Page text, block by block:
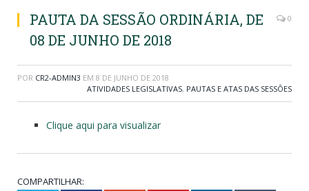
PAUTA DA SESSÃO ORDINÁRIA, DE
08 DE JUNHO DE 2018
0
POR CR2-ADMIN3 EM 8 DE JUNHO DE 2018
ATIVIDADES LEGISLATIVAS, PAUTAS E ATAS DAS SESSÕES
Clique aqui para visualizar
COMPARTILHAR: